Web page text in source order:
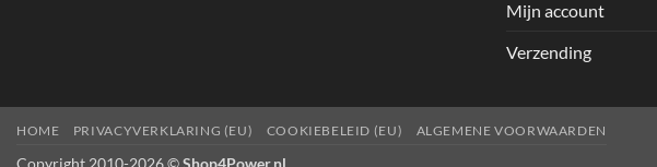
Mijn account
Verzending
HOME PRIVACYVERKLARING (EU) COOKIEBELEID (EU) ALGEMENE VOORWAARDEN